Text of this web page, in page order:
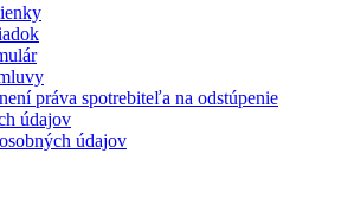
práva spotrebiteľa na odstúpenie
údajov
údajov